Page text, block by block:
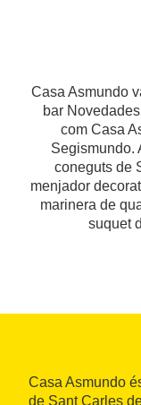
Casa Asmundo
bar
com Casa
Segismundo.
coneguts de
menjador
marinera de
suquet
Casa Asmundo
de Sant Carles